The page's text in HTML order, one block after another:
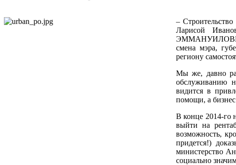
–
Ларисой
ЭММАНУИЛОВЫМ.
смена мэра,
региону
Мы же, давно
обслуживанию
видится в
помощи, а
В конце 2014-го
выйти на
возможность,
придется!)
министерство
социально